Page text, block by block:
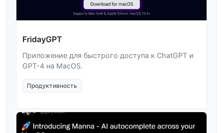
FridayGPT
Приложение для быстрого доступа к ChatGPT и
GPT-4 на MacOS.
Продуктивность